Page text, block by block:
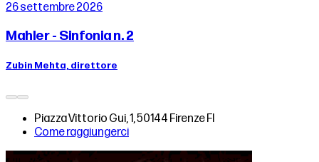
26 settembre 2026
Mahler - Sinfonia n. 2
Zubin Mehta, direttore
Piazza Vittorio Gui, 1, 50144 Firenze FI
Come raggiungerci